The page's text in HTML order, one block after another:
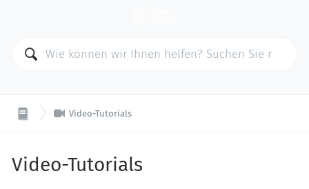
 Video-Tutorials
Video-Tutorials